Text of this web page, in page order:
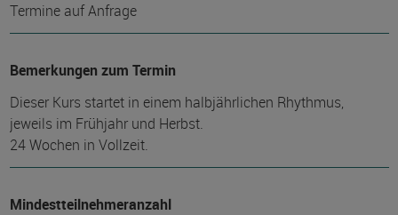
Termine auf Anfrage
Bemerkungen zum Termin
Dieser Kurs startet in einem halbjährlichen Rhythmus,
jeweils im Frühjahr und Herbst.
24 Wochen in Vollzeit.
Mindest­teilnehmer­anzahl